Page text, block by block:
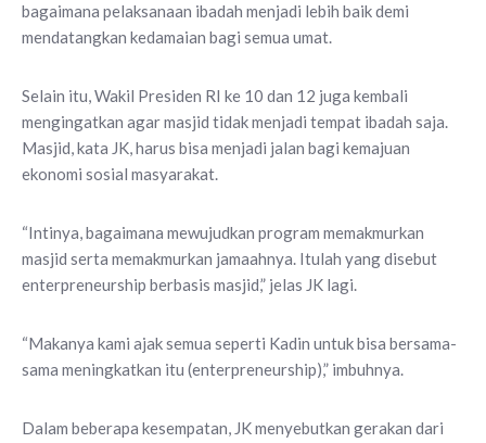
bagaimana pelaksanaan ibadah menjadi lebih baik demi
mendatangkan kedamaian bagi semua umat.
Selain itu, Wakil Presiden RI ke 10 dan 12 juga kembali
mengingatkan agar masjid tidak menjadi tempat ibadah saja.
Masjid, kata JK, harus bisa menjadi jalan bagi kemajuan
ekonomi sosial masyarakat.
“Intinya, bagaimana mewujudkan program memakmurkan
masjid serta memakmurkan jamaahnya. Itulah yang disebut
enterpreneurship berbasis masjid,” jelas JK lagi.
“Makanya kami ajak semua seperti Kadin untuk bisa bersama-
sama meningkatkan itu (enterpreneurship),” imbuhnya.
Dalam beberapa kesempatan, JK menyebutkan gerakan dari